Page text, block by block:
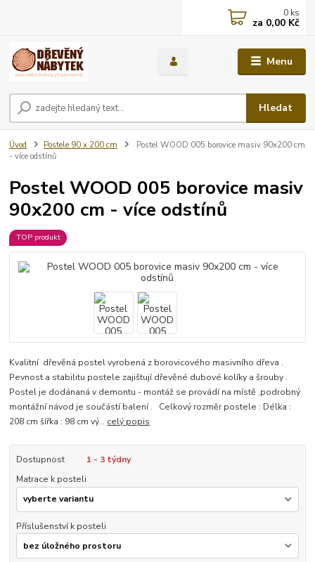
Menu
Hledat
0 ks
za 0,00 Kč
Úvod Postele 90 x 200 cm
Postel WOOD 005 borovice masiv 90x200 cm
- více odstínů
Postel WOOD 005 borovice masiv
90x200 cm - více odstínů
TOP produkt
Kvalitní dřevěná postel vyrobená z borovicového masivního dřeva .
Pevnost a stabilitu postele zajištují dřevěné dubové kolíky a šrouby .
Postel je dodánaná v demontu - montáž se provádí na místě ,podrobný
montážní návod je součástí balení . Celkový rozměr postele : Délka :
208 cm šířka : 98 cm vý... celý popis
Dostupnost
1 - 3 týdny
Matrace k posteli
Příslušenství k posteli